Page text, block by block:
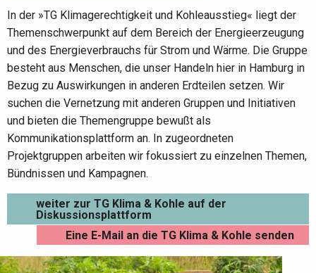
In der »TG Klimagerechtigkeit und Kohleausstieg« liegt der
Themenschwerpunkt auf dem Bereich der Energieerzeugung
und des Energieverbrauchs für Strom und Wärme. Die Gruppe
besteht aus Menschen, die unser Handeln hier in Hamburg in
Bezug zu Auswirkungen in anderen Erdteilen setzen. Wir
suchen die Vernetzung mit anderen Gruppen und Initiativen
und bieten die Themengruppe bewußt als
Kommunikationsplattform an. In zugeordneten
Projektgruppen arbeiten wir fokussiert zu einzelnen Themen,
Bündnissen und Kampagnen.
weiter zur TG Klima & Kohle auf der
Diskussionsplattform
Eine E-Mail an die TG Klima & Kohle senden